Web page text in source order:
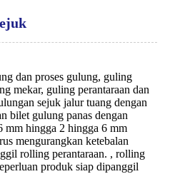
dan proses gulung, guling
mekar, guling perantaraan dan
sejuk jalur tuang dengan
bilet gulung panas dengan
mm hingga 2 hingga 6 mm
mengurangkan ketebalan
rolling perantaraan. , rolling
produk siap dipanggil